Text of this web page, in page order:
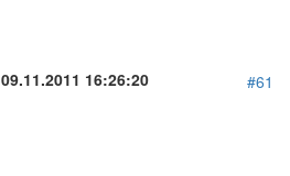
09.11.2011 16:26:20 #61